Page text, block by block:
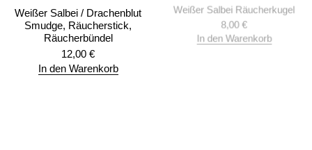
Weißer Salbei / Drachenblut
Smudge, Räucherstick,
Räucherbündel
12,00 €
In den Warenkorb
Weißer Salbei Räucherkugel
8,00€
In den Warenkorb